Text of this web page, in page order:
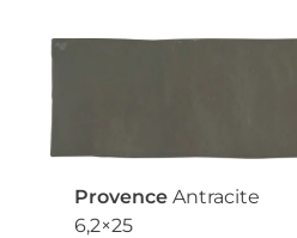
Provence Antracite
6,2×25